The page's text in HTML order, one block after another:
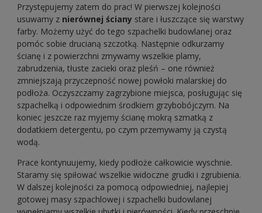
Przystępujemy zatem do prac! W pierwszej kolejności
usuwamy z nierównej ściany stare i łuszczące się warstwy
farby. Możemy użyć do tego szpachelki budowlanej oraz
pomóc sobie drucianą szczotką. Następnie odkurzamy
ścianę i z powierzchni zmywamy wszelkie plamy,
zabrudzenia, tłuste zacieki oraz pleśń – one również
zmniejszają przyczepność nowej powłoki malarskiej do
podłoża. Oczyszczamy zagrzybione miejsca, posługując się
szpachelką i odpowiednim środkiem grzybobójczym. Na
koniec jeszcze raz myjemy ścianę mokrą szmatką z
dodatkiem detergentu, po czym przemywamy ją czystą
wodą.
Prace kontynuujemy, kiedy podłoże całkowicie wyschnie.
Staramy się spiłować wszelkie widoczne grudki i zgrubienia.
W dalszej kolejności za pomocą odpowiedniej, najlepiej
gotowej masy szpachlowej i szpachelki budowlanej